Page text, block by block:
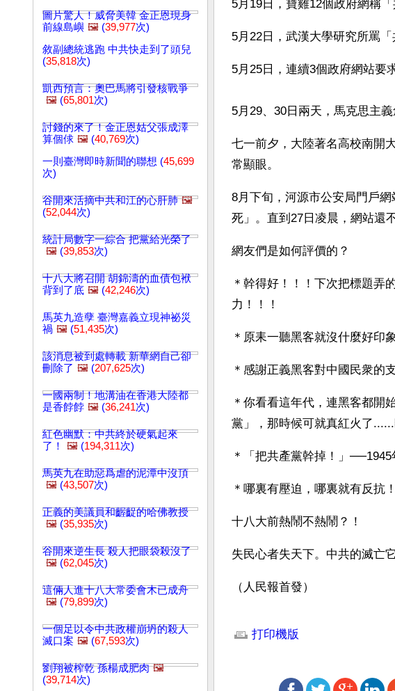
圖片驚人！威脅美韓 金正恩現身
前線島嶼 🖼️ (39,977次)
敘副總統逃跑 中共快走到了頭兒
(35,818次)
凱西預言：奧巴馬將引發核戰爭
🖼️ (65,801次)
討錢的來了！金正恩姑父張成澤
算個俅 🖼️ (40,769次)
一則臺灣即時新聞的聯想 (45,699
次)
谷開來活摘中共和江的心肝肺 🖼️
(52,044次)
統計局數字一綜合 把黨給光榮了
🖼️ (39,853次)
十八大將召開 胡錦濤的血債包袱
背到了底 🖼️ (42,246次)
馬英九造孽 臺灣嘉義立現神祕災
禍 🖼️ (51,435次)
該消息被到處轉載 新華網自己卻
刪除了 🖼️ (207,625次)
一國兩制！地溝油在香港大陸都
是香餑餑 🖼️ (36,241次)
紅色幽默：中共終於硬氣起來
了！
🖼️ (194,311次)
馬英九在助惡爲虐的泥潭中沒頂
🖼️ (43,507次)
正義的美議員和齷齪的哈佛教授
🖼️ (35,935次)
谷開來逆生長 殺人把眼袋殺沒了
🖼️ (62,045次)
這倆人進十八大常委會木已成舟
🖼️ (79,899次)
一個足以令中共政權崩坍的殺人
滅口案 🖼️ (67,593次)
劉翔被榨乾 孫楊成肥肉 🖼️
(39,714次)
5月19日，寶雞12個政府網稱
5月22日，武漢大學研究所罵「
5月25日，連續3個政府網站要
5月29、30日兩天，馬克思主
七一前夕，大陸著名高校南開
常顯眼。
8月下旬，河源市公安局門戶
死」。直到27日凌晨，網站還
網友們是如何評價的？
＊幹得好！！！下次把標題弄
力！！！
＊原耒一聽黑客就沒什麼好印
＊感謝正義黑客對中國民衆的
＊你看看這年代，連黑客都開
黨」，那時候可就真紅火了......
＊「把共產黨幹掉！」──1945
＊哪裏有壓迫，哪裏就有反抗！
十八大前熱鬧不熱鬧？！
失民心者失天下。中共的滅亡
（人民報首發）
打印機版